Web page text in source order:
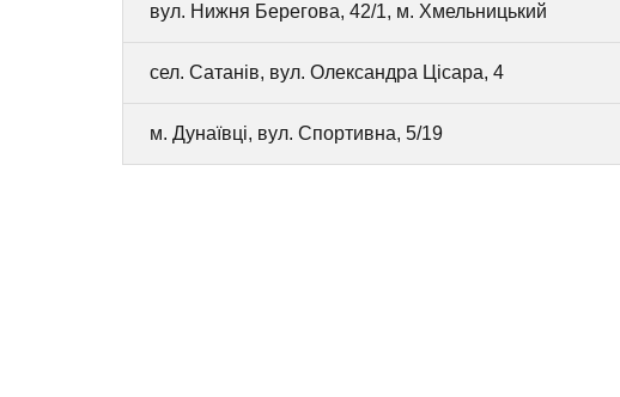
вул. Нижня Берегова, 42/1, м. Хмельницький
сел. Сатанів, вул. Олександра Цісара, 4
м. Дунаївці, вул. Спортивна, 5/19